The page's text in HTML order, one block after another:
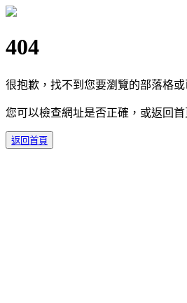
404
很抱歉，找不到您要瀏覽的部落格
您可以檢查網址是否正確，或返回
返回首頁